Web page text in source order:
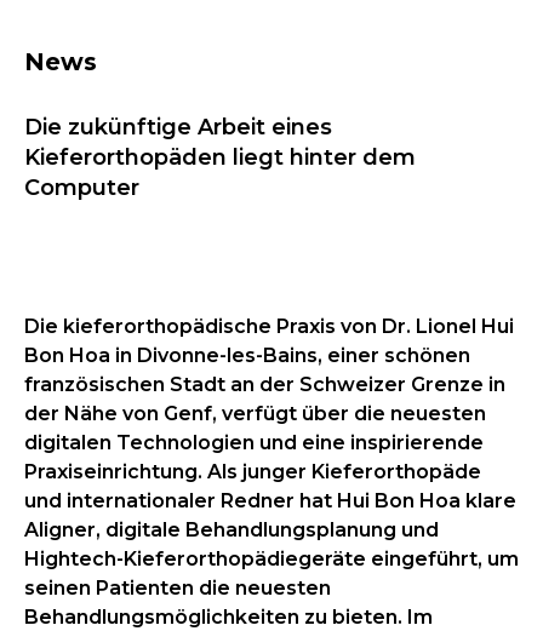
News
Die zukünftige Arbeit eines
Kieferorthopäden liegt hinter dem
Computer
Die kieferorthopädische Praxis von Dr. Lionel Hui
Bon Hoa in Divonne-les-Bains, einer schönen
französischen Stadt an der Schweizer Grenze in
der Nähe von Genf, verfügt über die neuesten
digitalen Technologien und eine inspirierende
Praxiseinrichtung. Als junger Kieferorthopäde
und internationaler Redner hat Hui Bon Hoa klare
Aligner, digitale Behandlungsplanung und
Hightech-Kieferorthopädiegeräte eingeführt, um
seinen Patienten die neuesten
Behandlungsmöglichkeiten zu bieten. Im